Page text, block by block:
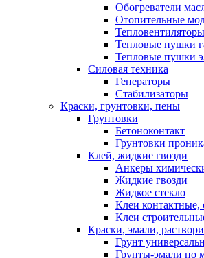
Обогреватели
Отопительные
Тепловые пушки
Тепловые пушки
Силовая техника
Генераторы
Стабилизаторы
Краски, грунтовки, пены
Грунтовки
Бетоноконтакт
Грунтовки
Клей, жидкие гвозди
Анкеры
Жидкие гвозди
Жидкое стекло
Клеи контактные,
Клеи
Краски, эмали,
Грунт
Грунты-эмали по